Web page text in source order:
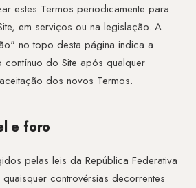
estes Termos periodicamente para
em serviços ou na legislação. A
no topo desta página indica a
contínuo do Site após qualquer
dos novos Termos.
e foro
pelas leis da República Federativa
controvérsias decorrentes